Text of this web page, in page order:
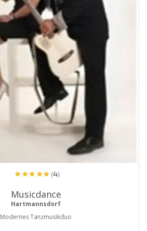
(4)
Musicdance
Hartmannsdorf
Modernes Tanzmusikduo